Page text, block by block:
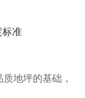
标准
地坪的基础，